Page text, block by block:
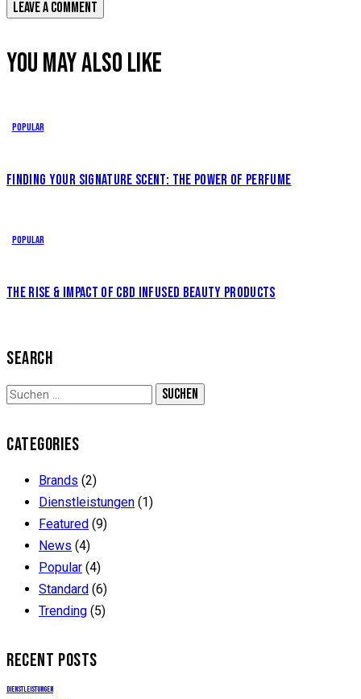
YOU MAY ALSO LIKE
Popular
FINDING YOUR SIGNATURE SCENT: THE POWER OF PERFUME
Popular
THE RISE & IMPACT OF CBD INFUSED BEAUTY PRODUCTS
SEARCH
CATEGORIES
Brands (2)
Dienstleistungen (1)
Featured (9)
News (4)
Popular (4)
Standard (6)
Trending (5)
RECENT POSTS
DIENSTLEISTUNGEN